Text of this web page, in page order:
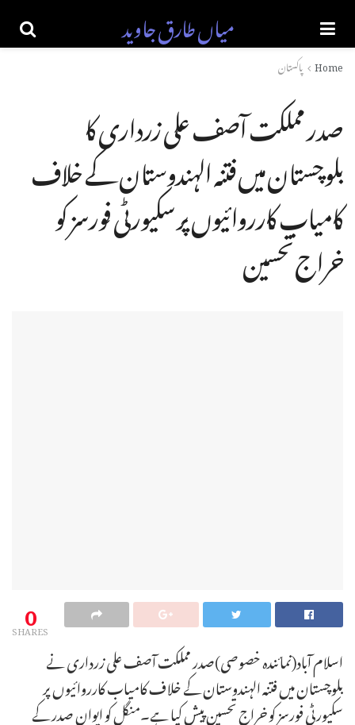
میاں طارق جاوید
Home پاکستان
صدر مملکت آصف علی زرداری کا
بلوچستان میں فتنہ الہندوستان کے خلاف
کامیاب کارروائیوں پر سکیورٹی فورسز کو
خراج تحسین
0
SHARES
اسلام آباد(نمائندہ خصوصی)صدر مملکت آصف علی زرداری نے
بلوچستان میں فتنہ الہندوستان کے خلاف کامیاب کارروائیوں پر
سکیورٹی فورسز کو خراج تحسین پیش کیا ہے۔منگل کو ایوان صدر کے